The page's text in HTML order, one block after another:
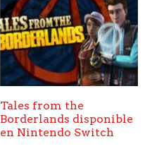
Tales from the
Borderlands disponible
en Nintendo Switch